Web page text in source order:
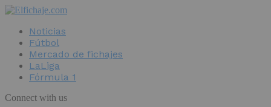
Noticias
Fútbol
Mercado de fichajes
LaLiga
Fórmula 1
Connect with us